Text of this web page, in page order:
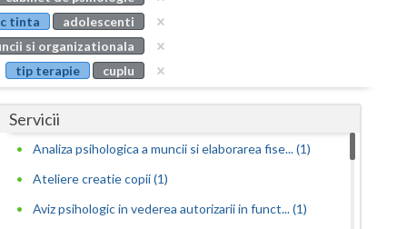
Buzau
Calarasi
Caras-Severin
Constanta
tinta
adolescenti
si organizationala
tip terapie
cuplu
Servicii
Analiza psihologica a muncii si elaborarea fise... (1)
Ateliere creatie copii (1)
Aviz psihologic in vederea autorizarii in funct... (1)